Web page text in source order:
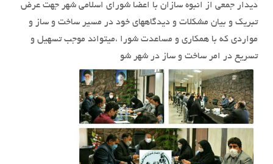
قوچان
دیدار جمعی از انبوه سازان با اعضا شورای اسلامی شهر جهت عرض
تبریک و بیان مشکلات و دیدگاههای خود در مسیر ساخت و ساز و
مواردی که با همکاری و مساعدت شورا ،میتواند موجب تسهیل و
تسریع در امر ساخت و ساز در شهر شو